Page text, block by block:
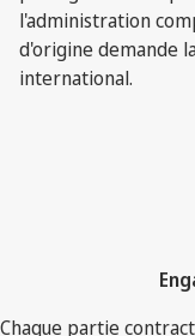
l'administration
d'origine demande
international.
Chaque partie